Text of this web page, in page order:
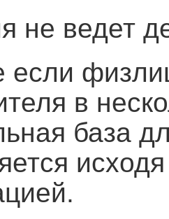
не ведет
если
в
база